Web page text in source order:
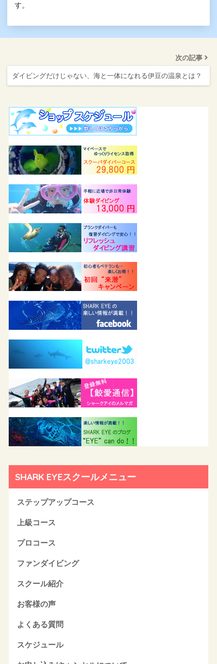
す。
次の記事
ダイビングだけじゃない、海と一体になれる伊豆の温泉とは？
SHARK EYEスクールメニュー
ステップアップコース
上級コース
プロコース
ファンダイビング
スクール紹介
お客様の声
よくある質問
スケジュール